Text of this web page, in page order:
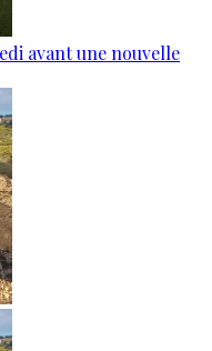
avant une nouvelle